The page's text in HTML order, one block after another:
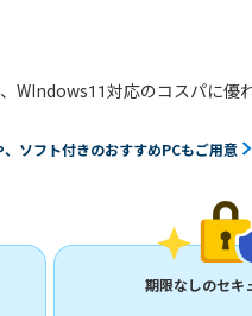
WIndows11対応のコスパに優
ソフト付きのおすすめPCもご用意
期限なしのセキ